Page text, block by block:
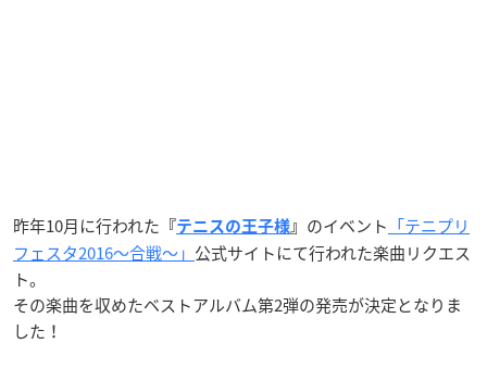
昨年10月に行われた 『テニスの王子様 』 のイベント 「テニプリ
フェスタ2016〜合戦〜」 公式サイトにて行われた楽曲リクエス
ト。
その楽曲を収めたベストアルバム第2弾の発売が決定となりま
した！